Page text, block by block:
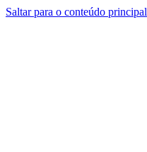
Saltar para o conteúdo principal